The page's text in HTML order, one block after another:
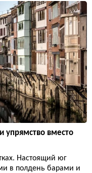
упрямство вместо
Настоящий юг
в полдень барами и